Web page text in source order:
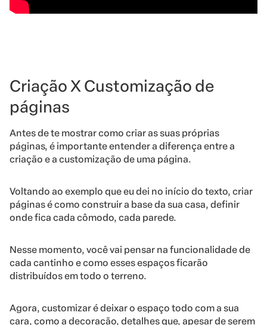
Criação X Customização de
páginas
Antes de te mostrar como criar as suas próprias
páginas, é importante entender a diferença entre a
criação e a customização de uma página.
Voltando ao exemplo que eu dei no início do texto, criar
páginas é como construir a base da sua casa, definir
onde fica cada cômodo, cada parede.
Nesse momento, você vai pensar na funcionalidade de
cada cantinho e como esses espaços ficarão
distribuídos em todo o terreno.
Agora, customizar é deixar o espaço todo com a sua
cara, como a decoração, detalhes que, apesar de serem